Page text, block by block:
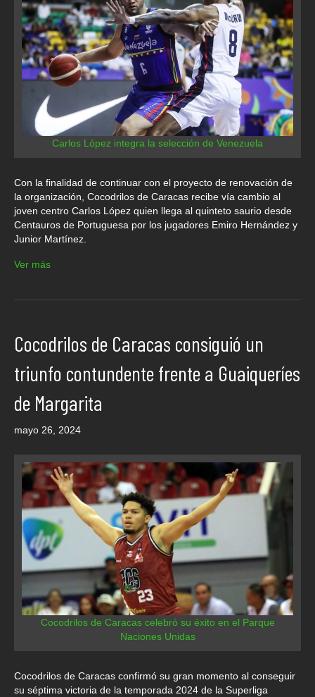
Carlos López integra la selección de Venezuela
Con la finalidad de continuar con el proyecto de renovación de
la organización, Cocodrilos de Caracas recibe vía cambio al
joven centro Carlos López quien llega al quinteto saurio desde
Centauros de Portuguesa por los jugadores Emiro Hernández y
Junior Martínez.
Ver más
Cocodrilos de Caracas consiguió un
triunfo contundente frente a Guaiqueríes
de Margarita
mayo 26, 2024
Cocodrilos de Caracas celebró su éxito en el Parque
Naciones Unidas
Cocodrilos de Caracas confirmó su gran momento al conseguir
su séptima victoria de la temporada 2024 de la Superliga